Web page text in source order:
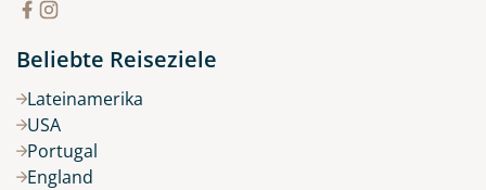
Beliebte Reiseziele
Lateinamerika
USA
Portugal
England